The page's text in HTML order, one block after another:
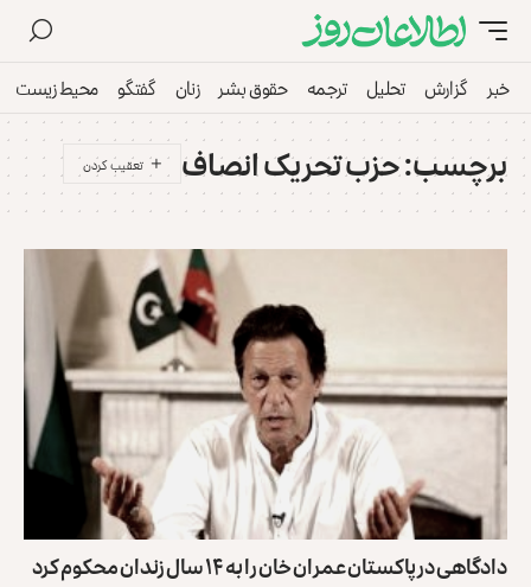
خبر گزارش تحلیل ترجمه حقوق بشر زنان گفتگو محیط زیست
برچسب:حزب تحریک انصاف
دادگاهی در پاکستان عمران خان را به ۱۴ سال زندان محکوم کرد